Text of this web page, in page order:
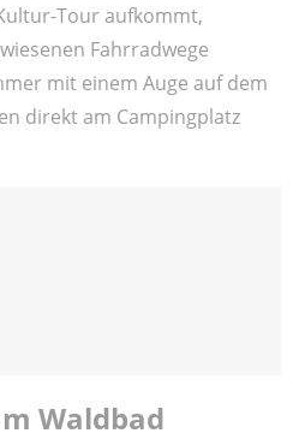
Tour aufkommt,
Fahrradwege
mit einem Auge auf dem
direkt am Campingplatz
Waldbad